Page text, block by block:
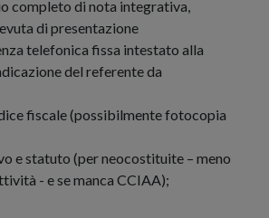
completo di nota integrativa,
di presentazione
telefonica fissa intestato alla
del referente da
fiscale (possibilmente fotocopia
e statuto (per neocostituite – meno
- e se manca CCIAA);